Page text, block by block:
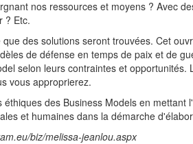
nos ressources et moyens ? Avec
? Etc.
des solutions seront trouvées. Cet
de défense en temps de paix et de
selon leurs contraintes et
vous approprierez.
des Business Models en
et humaines dans la démarche
biz/melissa-jeanlou.aspx